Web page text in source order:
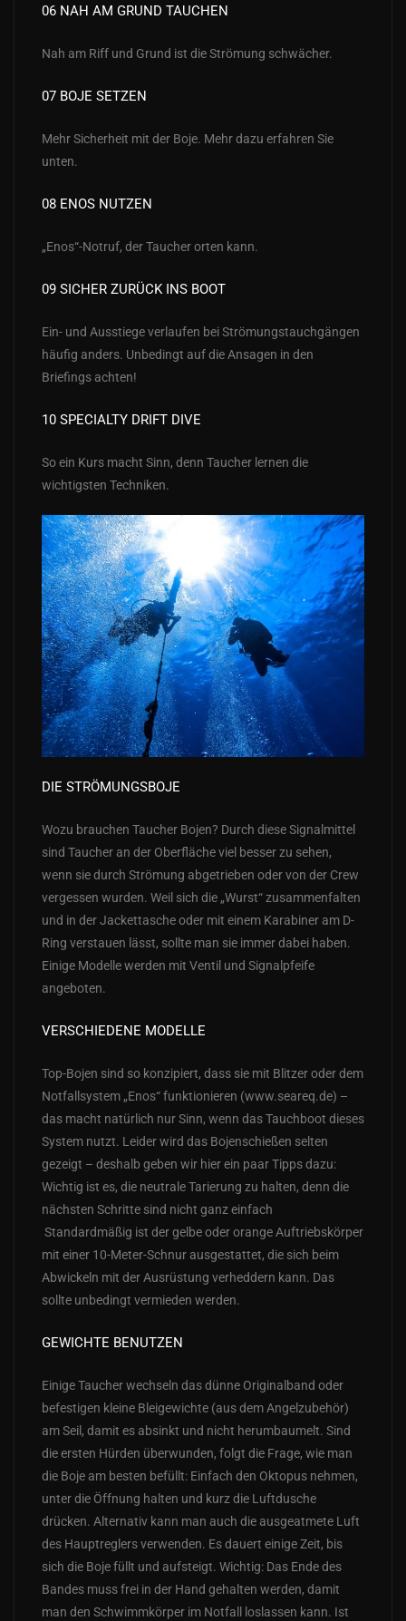
06 NAH AM GRUND TAUCHEN
Nah am Riff und Grund ist die Strömung schwächer.
07 BOJE SETZEN
Mehr Sicherheit mit der Boje. Mehr dazu erfahren Sie
unten.
08 ENOS NUTZEN
„Enos“-Notruf, der Taucher orten kann.
09 SICHER ZURÜCK INS BOOT
Ein- und Ausstiege verlaufen bei Strömungstauchgängen
häufig anders. Unbedingt auf die Ansagen in den
Briefings achten!
10 SPECIALTY DRIFT DIVE
So ein Kurs macht Sinn, denn Taucher lernen die
wichtigsten Techniken.
DIE STRÖMUNGSBOJE
Wozu brauchen Taucher Bojen? Durch diese Signalmittel
sind Taucher an der Oberfläche viel besser zu sehen,
wenn sie durch Strömung abgetrieben oder von der Crew
vergessen wurden. Weil sich die „Wurst“ zusammenfalten
und in der Jackettasche oder mit einem Karabiner am D-
Ring verstauen lässt, sollte man sie immer dabei haben.
Einige Modelle werden mit Ventil und Signalpfeife
angeboten.
VERSCHIEDENE MODELLE
Top-Bojen sind so konzipiert, dass sie mit Blitzer oder dem
Notfallsystem „Enos“ funktionieren (www.seareq.de) –
das macht natürlich nur Sinn, wenn das Tauchboot dieses
System nutzt. Leider wird das Bojenschießen selten
gezeigt – deshalb geben wir hier ein paar Tipps dazu:
Wichtig ist es, die neutrale Tarierung zu halten, denn die
nächsten Schritte sind nicht ganz einfach
Standardmäßig ist der gelbe oder orange Auftriebskörper
mit einer 10-Meter-Schnur ausgestattet, die sich beim
Abwickeln mit der Ausrüstung verheddern kann. Das
sollte unbedingt vermieden werden.
GEWICHTE BENUTZEN
Einige Taucher wechseln das dünne Originalband oder
befestigen kleine Bleigewichte (aus dem Angelzubehör)
am Seil, damit es absinkt und nicht herumbaumelt. Sind
die ersten Hürden überwunden, folgt die Frage, wie man
die Boje am besten befüllt: Einfach den Oktopus nehmen,
unter die Öffnung halten und kurz die Luftdusche
drücken. Alternativ kann man auch die ausgeatmete Luft
des Hauptreglers verwenden. Es dauert einige Zeit, bis
sich die Boje füllt und aufsteigt. Wichtig: Das Ende des
Bandes muss frei in der Hand gehalten werden, damit
man den Schwimmkörper im Notfall loslassen kann. Ist